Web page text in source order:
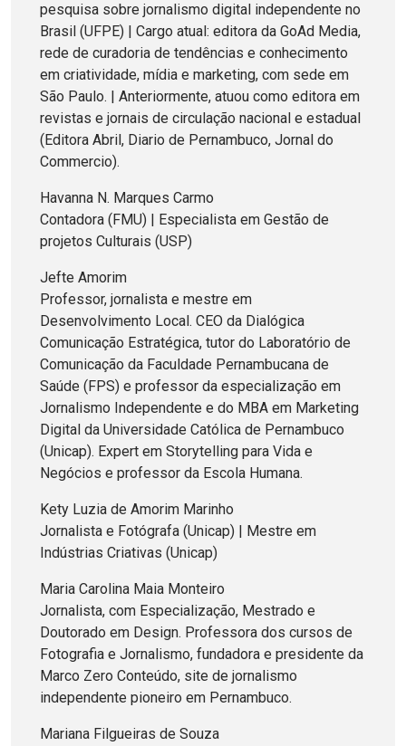
pesquisa sobre jornalismo digital independente no
Brasil (UFPE) | Cargo atual: editora da GoAd Media,
rede de curadoria de tendências e conhecimento
em criatividade, mídia e marketing, com sede em
São Paulo. | Anteriormente, atuou como editora em
revistas e jornais de circulação nacional e estadual
(Editora Abril, Diario de Pernambuco, Jornal do
Commercio).
Havanna N. Marques Carmo
Contadora (FMU) | Especialista em Gestão de
projetos Culturais (USP)
Jefte Amorim
Professor, jornalista e mestre em
Desenvolvimento Local. CEO da Dialógica
Comunicação Estratégica, tutor do Laboratório de
Comunicação da Faculdade Pernambucana de
Saúde (FPS) e professor da especialização em
Jornalismo Independente e do MBA em Marketing
Digital da Universidade Católica de Pernambuco
(Unicap). Expert em Storytelling para Vida e
Negócios e professor da Escola Humana.
Kety Luzia de Amorim Marinho
Jornalista e Fotógrafa (Unicap) | Mestre em
Indústrias Criativas (Unicap)
Maria Carolina Maia Monteiro
Jornalista, com Especialização, Mestrado e
Doutorado em Design. Professora dos cursos de
Fotografia e Jornalismo, fundadora e presidente da
Marco Zero Conteúdo, site de jornalismo
independente pioneiro em Pernambuco.
Mariana Filgueiras de Souza